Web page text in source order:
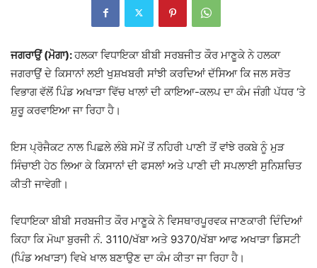
ਜਗਰਾਉਂ (ਮੋਗਾ):ਹਲਕਾ ਵਿਧਾਇਕਾ ਬੀਬੀ ਸਰਬਜੀਤ ਕੌਰ ਮਾਣੂਕੇ ਨੇ ਹਲਕਾ
ਜਗਰਾਉਂ ਦੇ ਕਿਸਾਨਾਂ ਲਈ ਖੁਸ਼ਖਬਰੀ ਸਾਂਝੀ ਕਰਦਿਆਂ ਦੱਸਿਆ ਕਿ ਜਲ ਸਰੋਤ
ਵਿਭਾਗ ਵੱਲੋਂ ਪਿੰਡ ਅਖਾੜਾ ਵਿੱਚ ਖਾਲਾਂ ਦੀ ਕਾਇਆ-ਕਲਪ ਦਾ ਕੰਮ ਜੰਗੀ ਪੱਧਰ ‘ਤੇ
ਸ਼ੁਰੂ ਕਰਵਾਇਆ ਜਾ ਰਿਹਾ ਹੈ।
ਇਸ ਪ੍ਰੋਜੈਕਟ ਨਾਲ ਪਿਛਲੇ ਲੰਬੇ ਸਮੇਂ ਤੋਂ ਨਹਿਰੀ ਪਾਣੀ ਤੋਂ ਵਾਂਝੇ ਰਕਬੇ ਨੂੰ ਮੁੜ
ਸਿੰਚਾਈ ਹੇਠ ਲਿਆ ਕੇ ਕਿਸਾਨਾਂ ਦੀ ਫਸਲਾਂ ਅਤੇ ਪਾਣੀ ਦੀ ਸਪਲਾਈ ਸੁਨਿਸ਼ਚਿਤ
ਕੀਤੀ ਜਾਵੇਗੀ।
ਵਿਧਾਇਕਾ ਬੀਬੀ ਸਰਬਜੀਤ ਕੌਰ ਮਾਣੂਕੇ ਨੇ ਵਿਸਥਾਰਪੂਰਵਕ ਜਾਣਕਾਰੀ ਦਿੰਦਿਆਂ
ਕਿਹਾ ਕਿ ਮੋਘਾ ਬੁਰਜੀ ਨੰ. 3110/ਖੱਬਾ ਅਤੇ 9370/ਖੱਬਾ ਆਫ ਅਖਾੜਾ ਡਿਸਟੀ
(ਪਿੰਡ ਅਖਾੜਾ) ਵਿਖੇ ਖਾਲ ਬਣਾਉਣ ਦਾ ਕੰਮ ਕੀਤਾ ਜਾ ਰਿਹਾ ਹੈ।